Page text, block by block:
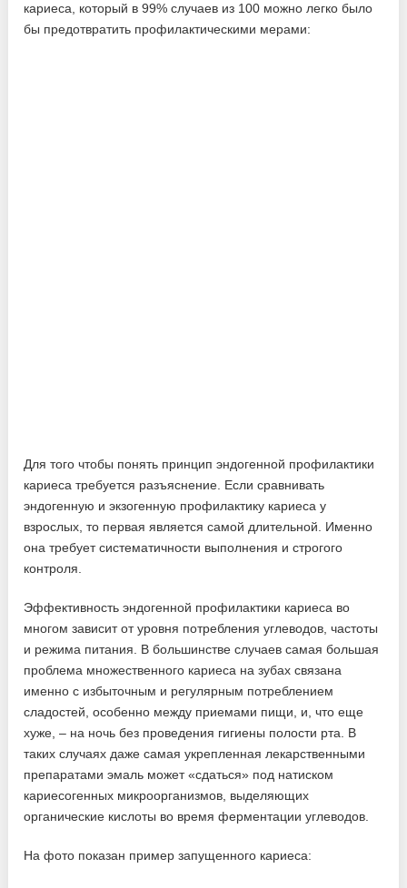
кариеса, который в 99% случаев из 100 можно легко было
бы предотвратить профилактическими мерами:
Для того чтобы понять принцип эндогенной профилактики
кариеса требуется разъяснение. Если сравнивать
эндогенную и экзогенную профилактику кариеса у
взрослых, то первая является самой длительной. Именно
она требует систематичности выполнения и строгого
контроля.
Эффективность эндогенной профилактики кариеса во
многом зависит от уровня потребления углеводов, частоты
и режима питания. В большинстве случаев самая большая
проблема множественного кариеса на зубах связана
именно с избыточным и регулярным потреблением
сладостей, особенно между приемами пищи, и, что еще
хуже, – на ночь без проведения гигиены полости рта. В
таких случаях даже самая укрепленная лекарственными
препаратами эмаль может «сдаться» под натиском
кариесогенных микроорганизмов, выделяющих
органические кислоты во время ферментации углеводов.
На фото показан пример запущенного кариеса: